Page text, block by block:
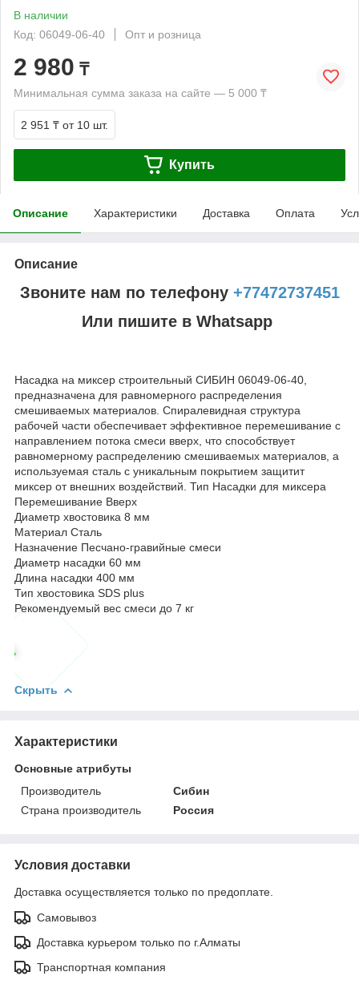
В наличии
Код: 06049-06-40
Опт и розница
2 980 ₸
Минимальная сумма заказа на сайте — 5 000 ₸
2 951 ₸ от 10 шт.
Купить
Описание Характеристики Доставка Оплата
Описание
Звоните нам по телефону +77472737451
Или пишите в Whatsapp
Насадка на миксер строительный СИБИН 06049-06-40,
предназначена для равномерного распределения
смешиваемых материалов. Спиралевидная структура
рабочей части обеспечивает эффективное перемешивание с
направлением потока смеси вверх, что способствует
равномерному распределению смешиваемых материалов, а
используемая сталь с уникальным покрытием защитит
миксер от внешних воздействий. Тип Насадки для миксера
Перемешивание Вверх
Диаметр хвостовика 8 мм
Материал Сталь
Назначение Песчано-гравийные смеси
Диаметр насадки 60 мм
Длина насадки 400 мм
Тип хвостовика SDS plus
Рекомендуемый вес смеси до 7 кг
Скрыть
Характеристики
Основные атрибуты
Производитель
Сибин
Страна производитель
Россия
Условия доставки
Доставка осуществляется только по предоплате.
Самовывоз
Доставка курьером только по г.Алматы
Транспортная компания